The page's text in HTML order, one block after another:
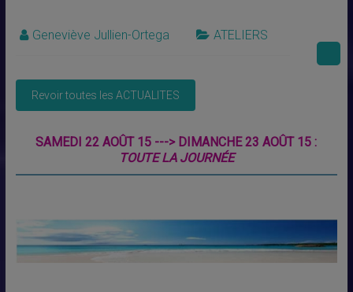
Geneviève Jullien-Ortega ATELIERS
SAMEDI 22 AOÛT 15 ---> DIMANCHE 23 AOÛT 15 :
TOUTE LA JOURNÉE